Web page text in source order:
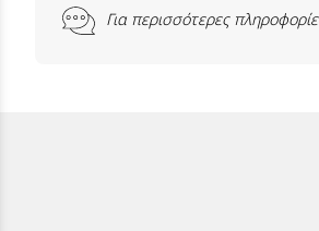
Για περισσότερες